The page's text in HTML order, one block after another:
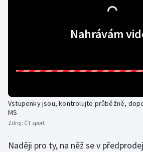
Nahrávám
Vstupenky jsou, kontrolujte průběžně,
MS
Zdroj: ČT sport
Naději pro ty, na něž se v